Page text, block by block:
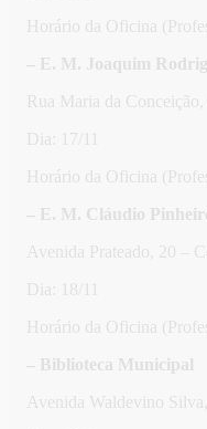
Horário da Oficina
– E. M. Joaquim
Rua Maria da
Dia: 17/11
Horário da Oficina
– E. M. Cláudio
Avenida Prateado, 20 –
Dia: 18/11
Horário da Oficina
– Biblioteca Municipal
Avenida Waldevino Silva,